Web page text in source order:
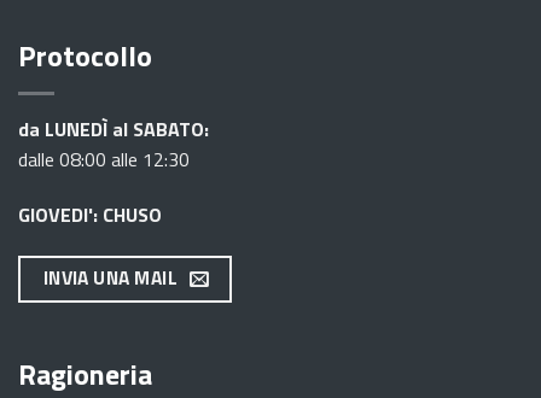
Protocollo
da LUNEDÌ al SABATO:
dalle 08:00 alle 12:30
GIOVEDI': CHUSO
INVIA UNA MAIL
Ragioneria